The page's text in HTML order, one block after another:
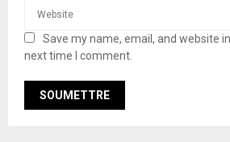
Save my name, email, and website
next time I comment.